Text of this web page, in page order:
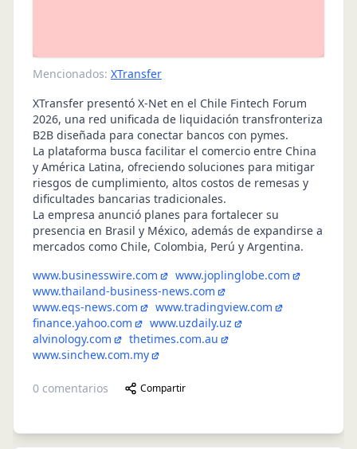
Mencionados: XTransfer
XTransfer presentó X-Net en el Chile Fintech Forum
2026, una red unificada de liquidación transfronteriza
B2B diseñada para conectar bancos con pymes.
La plataforma busca facilitar el comercio entre China
y América Latina, ofreciendo soluciones para mitigar
riesgos de cumplimiento, altos costos de remesas y
dificultades bancarias tradicionales.
La empresa anunció planes para fortalecer su
presencia en Brasil y México, además de expandirse a
mercados como Chile, Colombia, Perú y Argentina.
www.businesswire.com
www.joplinglobe.com
www.thailand-business-news.com
www.eqs-news.com
www.tradingview.com
finance.yahoo.com
www.uzdaily.uz
alvinology.com
thetimes.com.au
www.sinchew.com.my
0 comentarios Compartir